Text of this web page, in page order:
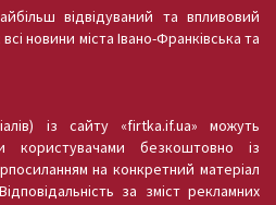
відвідуваний та впливовий
новини міста Івано-Франківська та
із сайту «firtka.if.ua» можуть
користувачами безкоштовно із
на конкретний матеріал
за зміст рекламних